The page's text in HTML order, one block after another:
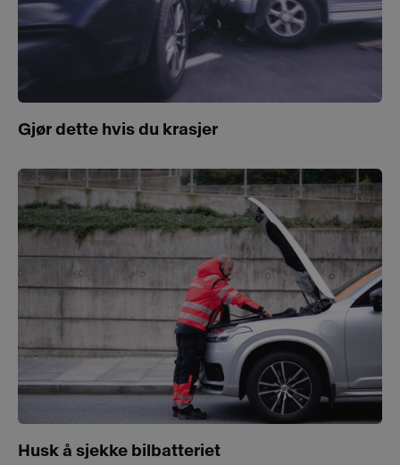
Gjør dette hvis du krasjer
Husk å sjekke bilbatteriet